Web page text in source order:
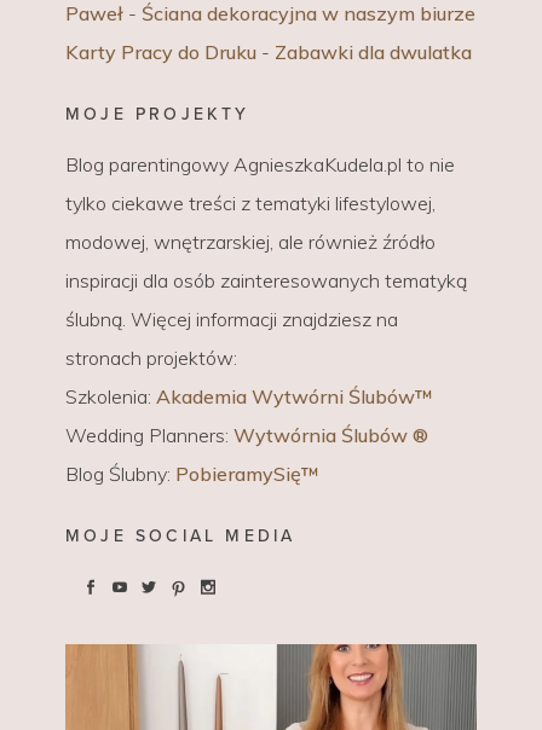
Paweł - Ściana dekoracyjna w naszym biurze
Karty Pracy do Druku - Zabawki dla dwulatka
MOJE PROJEKTY
Blog parentingowy AgnieszkaKudela.pl to nie
tylko ciekawe treści z tematyki lifestylowej,
modowej, wnętrzarskiej, ale również źródło
inspiracji dla osób zainteresowanych tematyką
ślubną. Więcej informacji znajdziesz na
stronach projektów:
Szkolenia: Akademia Wytwórni Ślubów™
Wedding Planners: Wytwórnia Ślubów ®
Blog Ślubny: PobieramySię™
MOJE SOCIAL MEDIA